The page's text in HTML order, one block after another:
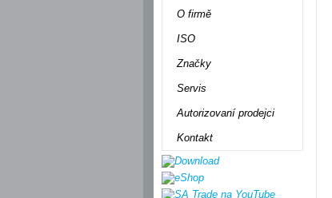
O firmě
ISO
Značky
Servis
Autorizovaní prodejci
Kontakt